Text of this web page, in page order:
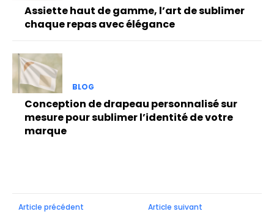
Assiette haut de gamme, l’art de sublimer
chaque repas avec élégance
BLOG
Conception de drapeau personnalisé sur
mesure pour sublimer l’identité de votre
marque
Article précédent Article suivant